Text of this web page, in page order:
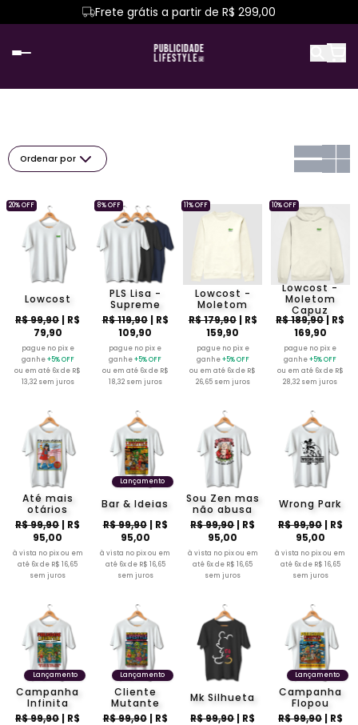
Frete grátis a partir de R$ 299,00
Ordenar por
Lowcost
R$ 99,90 | R$
79,90
pague no pix e
ganhe+5% OFF
ou em até 6x de R$
13,32 sem juros
20% OFF
PLS Lisa -
Supreme
R$ 119,90| R$
109,90
pague no pix e
ganhe+5% OFF
ou em até 6x de R$
18,32 sem juros
8% OFF
Lowcost -
Moletom
R$ 179,90| R$
159,90
pague no pix e
ganhe+5% OFF
ou em até 6x de R$
26,65 sem juros
11% OFF
Lowcost -
Moletom
Capuz
R$ 189,90| R$
169,90
pague no pix e
ganhe+5% OFF
ou em até 6x de R$
28,32 sem juros
10% OFF
Até mais
otários
R$ 99,90 | R$
95,00
à vista no pix ou em
até 6x de R$ 16,65
sem juros
Lançamento
Bar & Ideias
R$ 99,90| R$
95,00
à vista no pix ou em
até 6x de R$ 16,65
sem juros
Sou Zen mas
não abusa
R$ 99,90| R$
95,00
à vista no pix ou em
até 6x de R$ 16,65
sem juros
Wrong Park
R$ 99,90| R$
95,00
à vista no pix ou em
até 6x de R$ 16,65
sem juros
Lançamento
Campanha
Infinita
R$ 99,90 | R$
Lançamento
Cliente
Mutante
R$ 99,90| R$
Mk Silhueta
R$ 99,90| R$
Lançamento
Campanha
Flopou
R$ 99,90| R$